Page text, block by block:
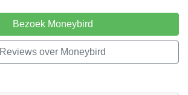
Bezoek Moneybird
Reviews over Moneybird